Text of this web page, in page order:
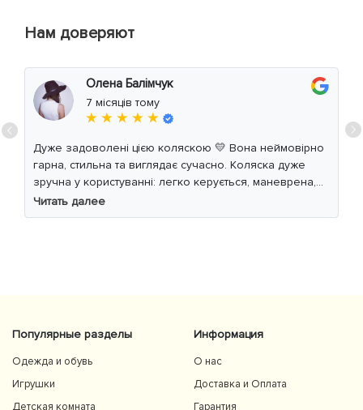
Нам доверяют
Олена Балімчук
7 місяців тому
★ ★ ★ ★ ★
Дуже задоволені цією коляскою 💛 Вона неймовірно
гарна, стильна та виглядає сучасно. Коляска дуже
зручна у користуванні: легко керується, маневрена,
м’який хід навіть по нерівній дорозі. Дитині
комфортно, просторе сидіння та великий капюшон
Читать далее
Популярные разделы
Одежда и обувь
Игрушки
Детская комната
Информация
О нас
Доставка и Оплата
Гарантия